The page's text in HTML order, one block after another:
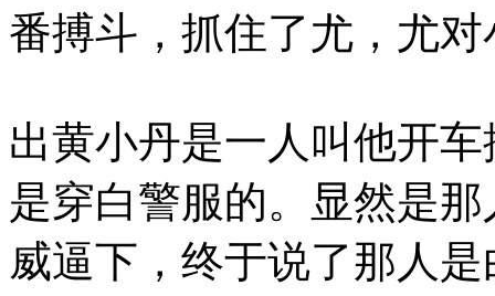
番搏斗，抓住了尤，尤
出黄小丹是一人叫他开
是穿白警服的。显然是
威逼下，终于说了那人